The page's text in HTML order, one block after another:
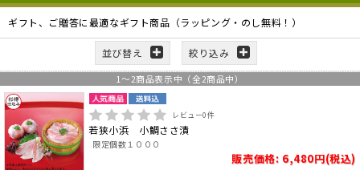
ギフト、ご贈答に最適なギフト商品（ラッピング・のし無料！）
並び替え 絞り込み
1 ～2商品表示中（全2商品中）
レビュー0件
若狭小浜 小鯛ささ漬
限定個数１０００
販売価格: 6,480円(税込)